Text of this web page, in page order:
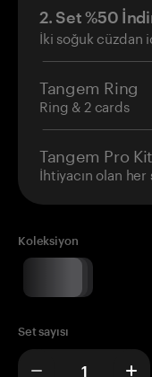
2. Set %50
İki soğuk cüzdan
Tangem Ring
Ring & 2 cards
Tangem Pro Kit
İhtiyacın olan her
Koleksiyon
Set sayısı